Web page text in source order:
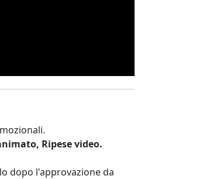
Ripese video.
dopo l'approvazione da